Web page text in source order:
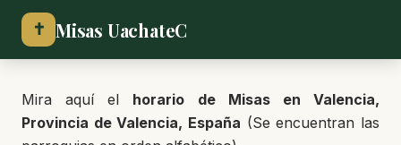
✝ Misas UachateC
Mira aquí el horario de Misas en Valencia,
Provincia de Valencia, España (Se encuentran las